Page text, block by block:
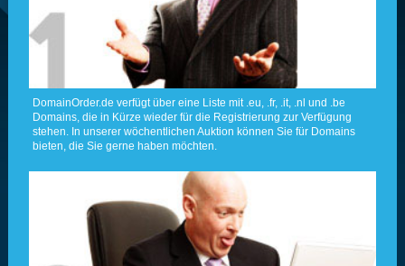
DomainOrder.de verfügt über eine Liste mit .eu, .fr, .it, .nl und .be
Domains, die in Kürze wieder für die Registrierung zur Verfügung
stehen. In unserer wöchentlichen Auktion können Sie für Domains
bieten, die Sie gerne haben möchten.